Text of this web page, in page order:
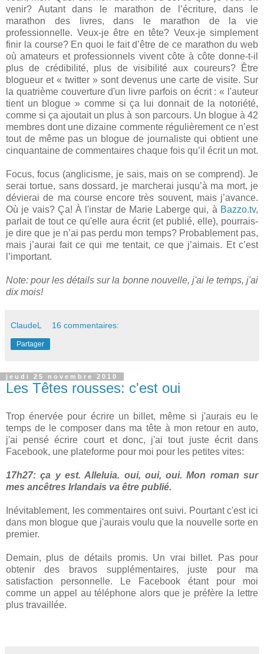
venir? Autant dans le marathon de l’écriture, dans le
marathon des livres, dans le marathon de la vie
professionnelle. Veux-je être en tête? Veux-je simplement
finir la course? En quoi le fait d’être de ce marathon du web
où amateurs et professionnels vivent côte à côte donne-t-il
plus de crédibilité, plus de visibilité aux coureurs? Être
blogueur et « twitter » sont devenus une carte de visite. Sur
la quatrième couverture d'un livre parfois on écrit : « l'auteur
tient un blogue » comme si ça lui donnait de la notoriété,
comme si ça ajoutait un plus à son parcours. Un blogue à 42
membres dont une dizaine commente régulièrement ce n’est
tout de même pas un blogue de journaliste qui obtient une
cinquantaine de commentaires chaque fois qu’il écrit un mot.
Focus, focus (anglicisme, je sais, mais on se comprend). Je
serai tortue, sans dossard, je marcherai jusqu’à ma mort, je
dévierai de ma course encore très souvent, mais j’avance.
Où je vais? Ça! À l'instar de Marie Laberge qui, à Bazzo.tv,
parlait de tout ce qu'elle aura écrit (et publié, elle), pourrais-
je dire que je n’ai pas perdu mon temps? Probablement pas,
mais j’aurai fait ce qui me tentait, ce que j’aimais. Et c’est
l’important.
Note: pour les détails sur la bonne nouvelle, j'ai le temps, j'ai
dix mois!
ClaudeL 16 commentaires:
Partager
jeudi 25 novembre 2010
Les Têtes rousses: c'est oui
Trop énervée pour écrire un billet, même si j'aurais eu le
temps de le composer dans ma tête à mon retour en auto,
j'ai pensé écrire court et donc, j'ai tout juste écrit dans
Facebook, une plateforme pour moi pour les petites vites:
‎17h27: ça y est. Alleluia. oui, oui, oui. Mon roman sur
mes ancêtres Irlandais va être publié.
Inévitablement, les commentaires ont suivi. Pourtant c'est ici
dans mon blogue que j'aurais voulu que la nouvelle sorte en
premier.
Demain, plus de détails promis. Un vrai billet. Pas pour
obtenir des bravos supplémentaires, juste pour ma
satisfaction personnelle. Le Facebook étant pour moi
comme un appel au téléphone alors que je préfère la lettre
plus travaillée.